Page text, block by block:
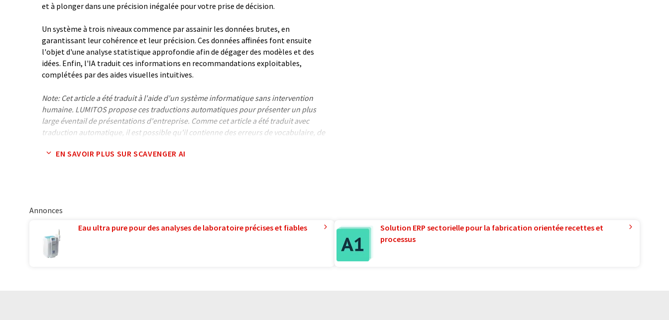
et à plonger dans une précision inégalée pour votre prise de décision.
Un système à trois niveaux commence par assainir les données brutes, en
garantissant leur cohérence et leur précision. Ces données affinées font ensuite
l'objet d'une analyse statistique approfondie afin de dégager des modèles et des
idées. Enfin, l'IA traduit ces informations en recommandations exploitables,
complétées par des aides visuelles intuitives.
Note: Cet article a été traduit à l'aide d'un système informatique sans intervention
humaine. LUMITOS propose ces traductions automatiques pour présenter un plus
large éventail de présentations d'entreprise. Comme cet article a été traduit avec
traduction automatique, il est possible qu'il contienne des erreurs de vocabulaire, de
EN SAVOIR PLUS SUR SCAVENGER AI
Annonces
Eau ultra pure pour des analyses de laboratoire précises et fiables
Solution ERP sectorielle pour la fabrication orientée recettes et
processus